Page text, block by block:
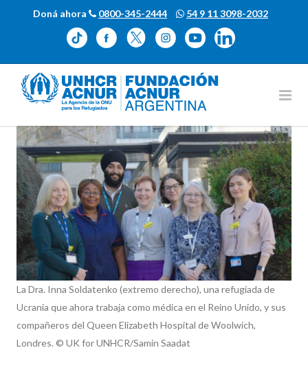
Doná ahora 0800-345-2444 54 9 11 3098-2032
La Dra. Inna Soldatenko (extremo derecho), una refugiada de
Ucrania que ahora trabaja como médica en el Reino Unido, y sus
compañeros del Queen Elizabeth Hospital de Woolwich,
Londres. © UK for UNHCR/Samin Saadat